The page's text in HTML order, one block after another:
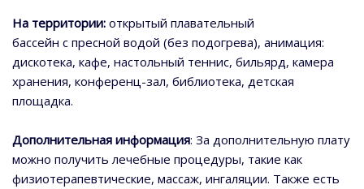
На территории: открытый плавательный
бассейн с пресной водой (без подогрева), анимация:
дискотека, кафе, настольный теннис, бильярд, камера
хранения, конференц-зал, библиотека, детская
площадка.
Дополнительная информация: За дополнительную плату
можно получить лечебные процедуры, такие как
физиотерапевтические, массаж, ингаляции. Также есть